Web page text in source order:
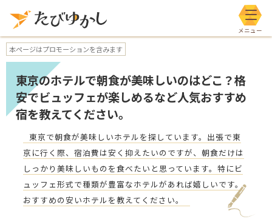
メニ
本ページはプロモーションを含みます
東京のホテルで朝食が美味しいのはどこ？格
安でビュッフェが楽しめるなど人気おすすめ
宿を教えてください。
東京で朝食が美味しいホテルを探しています。出張で東
京に行く際、宿泊費は安く抑えたいのですが、朝食だけは
しっかり美味しいものを食べたいと思っています。特にビ
ュッフェ形式で種類が豊富なホテルがあれば嬉しいです。
おすすめの安いホテルを教えてください。